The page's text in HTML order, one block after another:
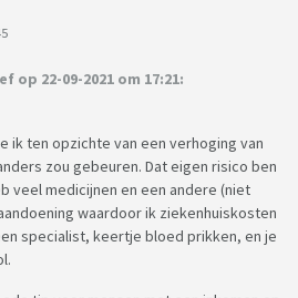
op 22-09-2021 om 17:21:
ik ten opzichte van een verhoging van
zou gebeuren. Dat eigen risico ben
veel medicijnen en een andere (niet
waardoor ik ziekenhuiskosten
specialist, keertje bloed prikken, en je